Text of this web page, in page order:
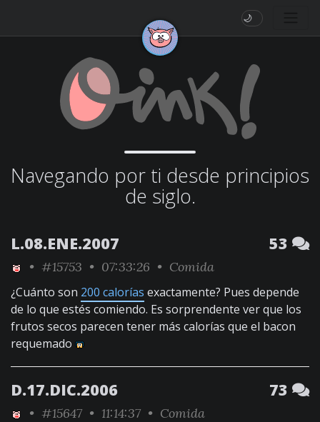
🌙
Navegando por ti desde principios
de siglo.
L.08.ENE.2007 53
• #15753 • 07:33:26 • Comida
¿Cuánto son 200 calorías exactamente? Pues depende
de lo que estés comiendo. Es sorprendente ver que los
frutos secos parecen tener más calorías que el bacon
requemado
D.17.DIC.2006 73
• #15647 • 11:14:37 • Comida